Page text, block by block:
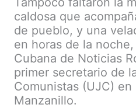
caldosa que
de pueblo, y una
en horas de la
Cubana de Noticias
primer secretario de
Comunistas (UJC)
Manzanillo.